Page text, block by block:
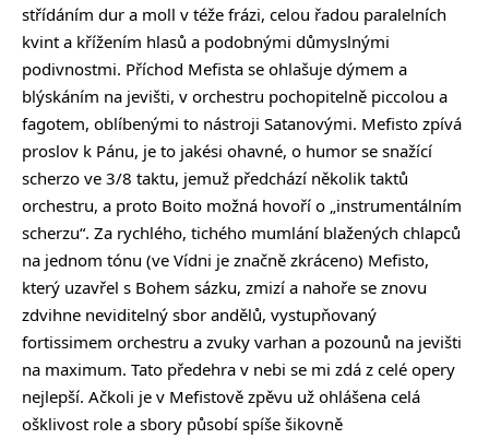
střídáním dur a moll v téže frázi, celou řadou paralelních
kvint a křížením hlasů a podobnými důmyslnými
podivnostmi. Příchod Mefista se ohlašuje dýmem a
blýskáním na jevišti, v orchestru pochopitelně piccolou a
fagotem, oblíbenými to nástroji Satanovými. Mefisto zpívá
proslov k Pánu, je to jakési ohavné, o humor se snažící
scherzo ve 3/8 taktu, jemuž předchází několik taktů
orchestru, a proto Boito možná hovoří o „instrumentálním
scherzu“. Za rychlého, tichého mumlání blažených chlapců
na jednom tónu (ve Vídni je značně zkráceno) Mefisto,
který uzavřel s Bohem sázku, zmizí a nahoře se znovu
zdvihne neviditelný sbor andělů, vystupňovaný
fortissimem orchestru a zvuky varhan a pozounů na jevišti
na maximum. Tato předehra v nebi se mi zdá z celé opery
nejlepší. Ačkoli je v Mefistově zpěvu už ohlášena celá
ošklivost role a sbory působí spíše šikovně